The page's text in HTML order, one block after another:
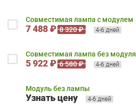
Совместимая лампа с модулем
7 488 ₽ 8 320 ₽ 4-6 дней
Совместимая лампа без модуля
5 922 ₽ 6 580 ₽ 4-6 дней
Модуль без лампы
Узнать цену 4-6 дней